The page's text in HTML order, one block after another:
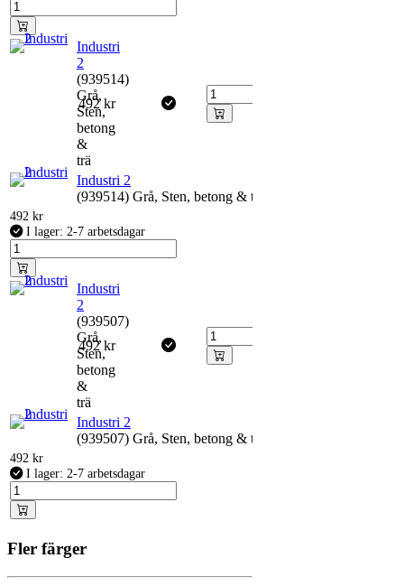
Industri
2
(939514)
Grå,
Sten,
betong
&
trä
492kr
Industri 2
(939514) Grå, Sten, betong & trä
492 kr
I lager: 2-7 arbetsdagar
Industri
2
(939507)
Grå,
Sten,
betong
&
trä
492kr
Industri 2
(939507) Grå, Sten, betong & trä
492 kr
I lager: 2-7 arbetsdagar
Fler färger